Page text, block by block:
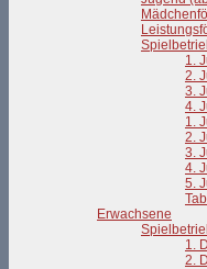
1.
2.
3.
4.
1.
2.
3.
4.
5.
Erwachsene
1.
2.